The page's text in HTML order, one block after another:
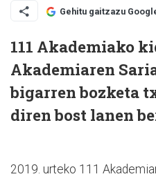
Gehitu gaitzazu
111 Akademiako
Akademiaren
bigarren bozketa
diren bost lanen
2019. urteko 111